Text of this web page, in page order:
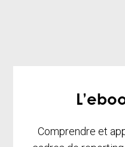
Comprendre et